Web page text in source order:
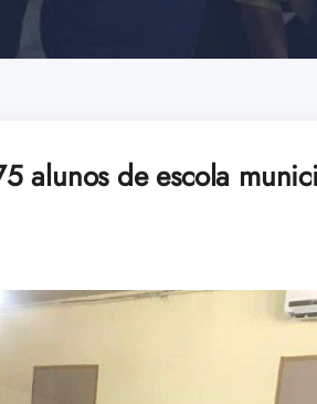
alunos de escola